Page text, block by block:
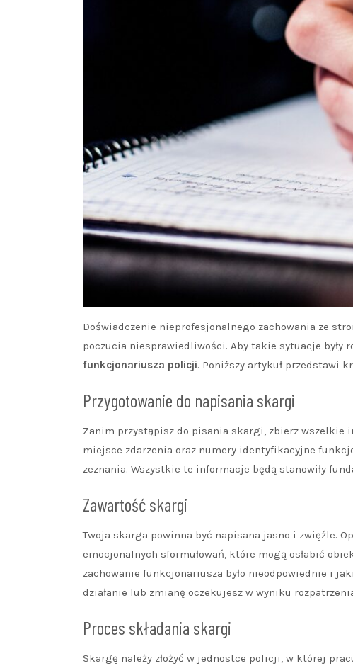
Doświadczenie nieprofesjonalnego zachowania ze
poczucia niesprawiedliwości. Aby takie sytuacje były
funkcjonariusza policji. Poniższy artykuł przedstawi
Przygotowanie do napisania skargi
Zanim przystąpisz do pisania skargi, zbierz wszelkie
miejsce zdarzenia oraz numery identyfikacyjne
zeznania. Wszystkie te informacje będą stanowiły
Zawartość skargi
Twoja skarga powinna być napisana jasno i zwięźle.
emocjonalnych sformułowań, które mogą osłabić
zachowanie funkcjonariusza było nieodpowiednie i
działanie lub zmianę oczekujesz w wyniku
Proces składania skargi
Skargę należy złożyć w jednostce policji, w której